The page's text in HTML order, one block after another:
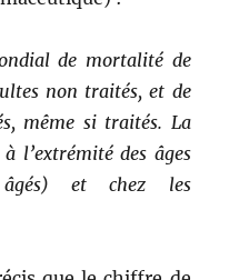
de mortalité de
non traités, et de
même si traités. La
l’extrémité des âges
et chez les